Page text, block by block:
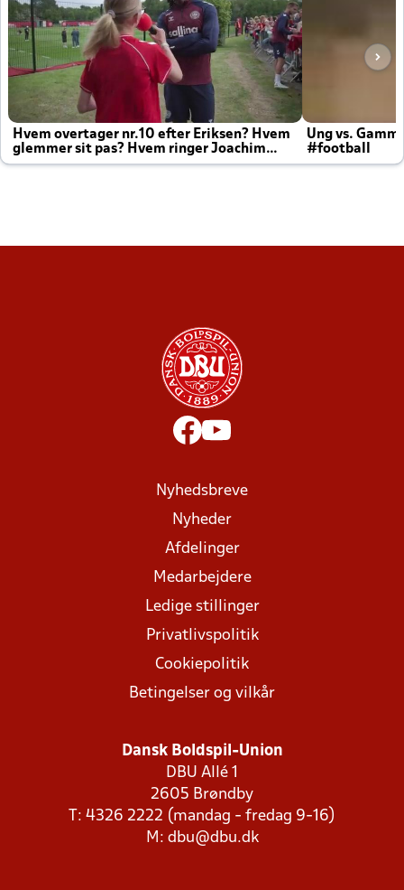
Hvem overtager nr.10 efter Eriksen? Hvem
glemmer sit pas? Hvem ringer Joachim
altid til efter kampe?
Ung vs.
#football
Nyhedsbreve
Nyheder
Afdelinger
Medarbejdere
Ledige stillinger
Privatlivspolitik
Cookiepolitik
Betingelser og vilkår
Dansk Boldspil-Union
DBU Allé 1
2605 Brøndby
T: 4326 2222 (mandag - fredag 9-16)
M: dbu@dbu.dk